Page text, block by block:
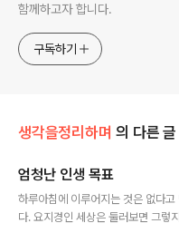
함께하고자 합니다.
구독하기
생각을정리하며 의 다른 글
엄청난 인생 목표
하루아침에 이루어지는 것은 없다고
다. 요지경인 세상은 둘러보면 그렇